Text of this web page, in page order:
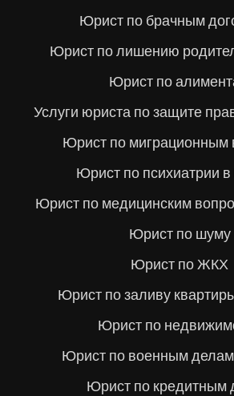
Юрист по брачным
Юрист по лишению
Юрист по
Услуги юриста по защите
Юрист по миграционным
Юрист по психиатрии
Юрист по медицинским
Юрист по шуму
Юрист по ЖКХ
Юрист по заливу
Юрист по
Юрист по военным
Юрист по кредитным